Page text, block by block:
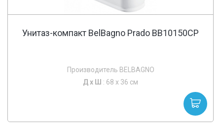
Унитаз-компакт BelBagno Prado BB10150CP
Производитель BELBAGNO
Д х Ш : 68 x 36 см